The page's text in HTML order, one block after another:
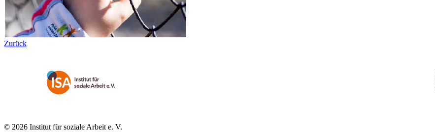
Zurück
© 2026 Institut für soziale Arbeit e. V.